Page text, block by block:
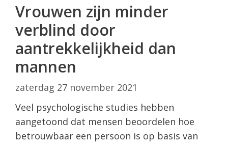
Vrouwen zijn minder
verblind door
aantrekkelijkheid dan
mannen
zaterdag 27 november 2021
Veel psychologische studies hebben
aangetoond dat mensen beoordelen hoe
betrouwbaar een persoon is op basis van